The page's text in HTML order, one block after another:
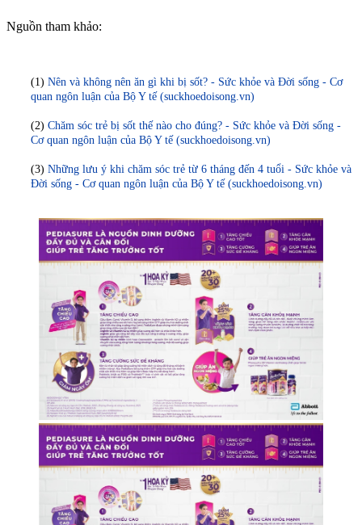
Nguồn tham khảo:
(1) Nên và không nên ăn gì khi bị sốt? - Sức khỏe và Đời sống - Cơ
quan ngôn luận của Bộ Y tế (suckhoedoisong.vn)
(2) Chăm sóc trẻ bị sốt thế nào cho đúng? - Sức khỏe và Đời sống -
Cơ quan ngôn luận của Bộ Y tế (suckhoedoisong.vn)
(3) Những lưu ý khi chăm sóc trẻ từ 6 tháng đến 4 tuổi - Sức khỏe và
Đời sống - Cơ quan ngôn luận của Bộ Y tế (suckhoedoisong.vn)